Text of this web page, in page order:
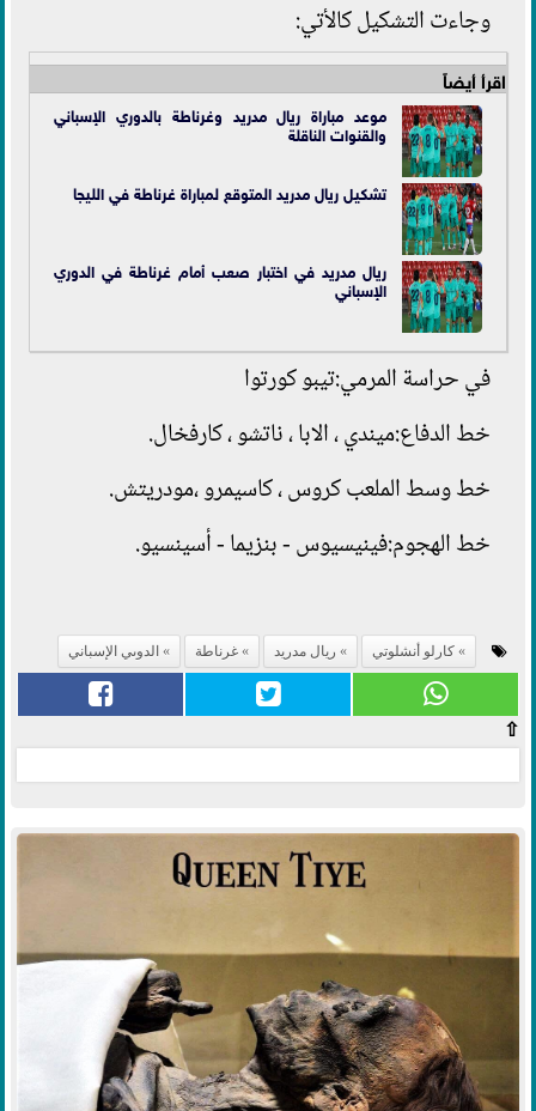
وجاءت التشكيل كالأتي:
اقرأ أيضاً
موعد مباراة ريال مدريد وغرناطة بالدوري الإسباني
والقنوات الناقلة
تشكيل ريال مدريد المتوقع لمباراة غرناطة في الليجا
ريال مدريد في اختبار صعب أمام غرناطة في الدوري
الإسباني
في حراسة المرمي:تيبو كورتوا
خط الدفاع:ميندي ، الابا ، ناتشو ، كارفخال.
خط وسط الملعب كروس ، كاسيمرو ،مودريتش.
خط الهجوم:فينيسيوس - بنزيما - أسينسيو.
كارلو أنشلوتي ريال مدريد غرناطة الدوىي الإسباني
⇧